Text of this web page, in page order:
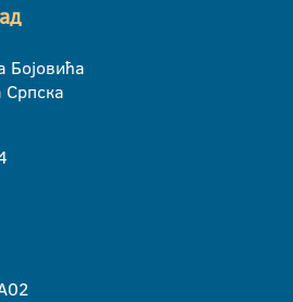
Бојовића
Српска